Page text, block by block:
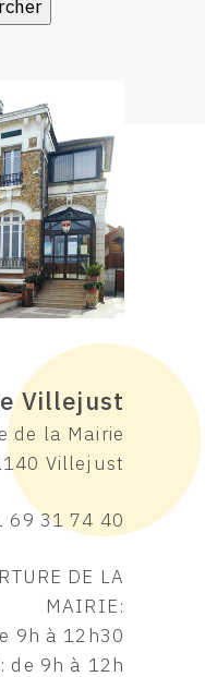
Villejust
de la Mairie
Villejust
69 31 74 40
DE LA
MAIRIE:
9h à 12h30
de 9h à 12h